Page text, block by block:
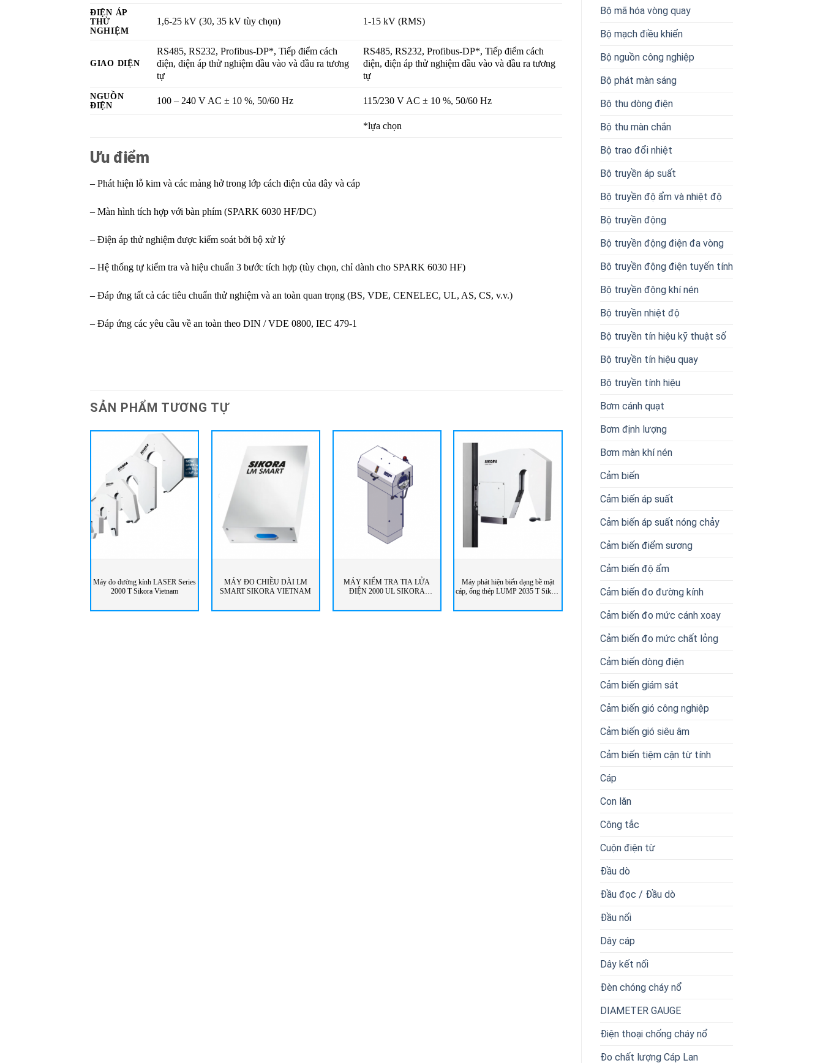
Bộ mã hóa vòng quay
Bộ mạch điều khiển
Bộ nguồn công nghiệp
Bộ phát màn sáng
Bộ thu dòng điện
Bộ thu màn chắn
Bộ trao đổi nhiệt
Bộ truyền áp suất
Bộ truyền độ ẩm và nhiệt độ
Bộ truyền động
Bộ truyền động điện đa vòng
Bộ truyền động điện tuyến tính
Bộ truyền động khí nén
Bộ truyền nhiệt độ
Bộ truyền tín hiệu kỹ thuật số
Bộ truyền tín hiệu quay
Bộ truyền tính hiệu
Bơm cánh quạt
Bơm định lượng
Bơm màn khí nén
Cảm biến
Cảm biến áp suất
Cảm biến áp suất nóng chảy
Cảm biến điểm sương
Cảm biến độ ẩm
Cảm biến đo đường kính
Cảm biến đo mức cánh xoay
Cảm biến đo mức chất lỏng
Cảm biến dòng điện
Cảm biến giám sát
Cảm biến gió công nghiệp
Cảm biến gió siêu âm
Cảm biến tiệm cận từ tính
Cáp
Con lăn
Công tắc
Cuộn điện từ
Đầu dò
Đầu đọc / Đầu dò
Đầu nối
Dây cáp
Dây kết nối
Đèn chóng cháy nổ
DIAMETER GAUGE
Điện thoại chống cháy nổ
Đo chất lượng Cáp Lan
ĐIỆN ÁP
THỬ
NGHIỆM
1,6-25 kV (30, 35 kV tùy chọn) 1-15 kV (RMS)
GIAO DIỆN
RS485, RS232, Profibus-DP*, Tiếp điểm cách
điện, điện áp thử nghiệm đầu vào và đầu ra tương
tự
RS485, RS232, Profibus-DP*, Tiếp điểm cách
điện, điện áp thử nghiệm đầu vào và đầu ra tương
tự
NGUỒN
ĐIỆN
100 – 240 V AC ± 10 %, 50/60 Hz 115/230 V AC ± 10 %, 50/60 Hz
*lựa chọn
Ưu điểm
– Phát hiện lỗ kim và các mảng hở trong lớp cách điện của dây và cáp
– Màn hình tích hợp với bàn phím (SPARK 6030 HF/DC)
– Điện áp thử nghiệm được kiểm soát bởi bộ xử lý
– Hệ thống tự kiểm tra và hiệu chuẩn 3 bước tích hợp (tùy chọn, chỉ dành cho SPARK 6030 HF)
– Đáp ứng tất cả các tiêu chuẩn thử nghiệm và an toàn quan trọng (BS, VDE, CENELEC, UL, AS, CS, v.v.)
– Đáp ứng các yêu cầu về an toàn theo DIN / VDE 0800, IEC 479-1
SẢN PHẨM TƯƠNG TỰ
Máy đo đường kính LASER Series
2000 T Sikora Vietnam
MÁY ĐO CHIỀU DÀI LM
SMART SIKORA VIETNAM
MÁY KIỂM TRA TIA LỬA
ĐIỆN 2000 UL SIKORA
Máy phát hiện biến dạng bề mặt
cáp, ống thép LUMP 2035 T Sikora
LASER 32 XY SIKORA